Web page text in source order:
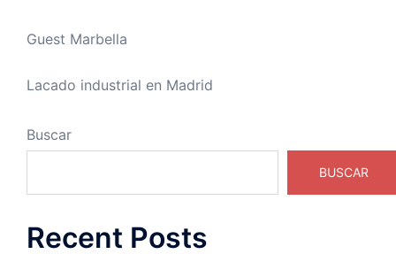
Guest Marbella
Lacado industrial en Madrid
Buscar
BUSCAR
Recent Posts